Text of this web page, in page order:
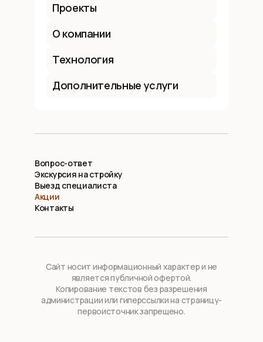
Проекты
О компании
Технология
Дополнительные услуги
Вопрос-ответ
Экскурсия на стройку
Выезд специалиста
Акции
Контакты
Сайт носит информационный характер и не
является публичной офертой.
Копирование текстов без разрешения
администрации или гиперссылки на страницу-
первоисточник запрещено.